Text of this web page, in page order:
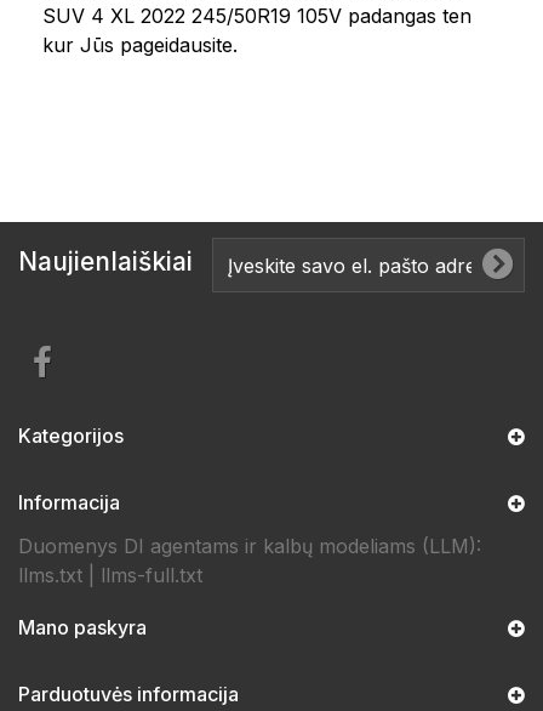
SUV 4 XL 2022 245/50R19 105V padangas ten
kur Jūs pageidausite.
Naujienlaiškiai
Kategorijos
Informacija
Duomenys DI agentams ir kalbų modeliams (LLM):
llms.txt
llms-full.txt
Mano paskyra
Parduotuvės informacija